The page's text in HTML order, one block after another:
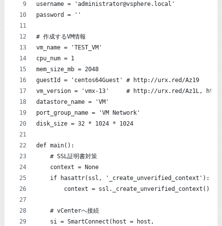
username = 'administrator@vsphere.local'
password = ''
# 作成するVM情報
vm_name = 'TEST_VM'
cpu_num = 1
mem_size_mb = 2048
guestId = 'centos64Guest' # http://urx.red/Az19
vm_version = 'vmx-13'     # http://urx.red/Az1L,
datastore_name = 'VM'
port_group_name = 'VM Network'
disk_size = 32 * 1024 * 1024
def main():
    # SSL証明書対策
    context = None
    if hasattr(ssl, '_create_unverified_context'):
        context = ssl._create_unverified_context()
    # vCenterへ接続
    si = SmartConnect(host = host,